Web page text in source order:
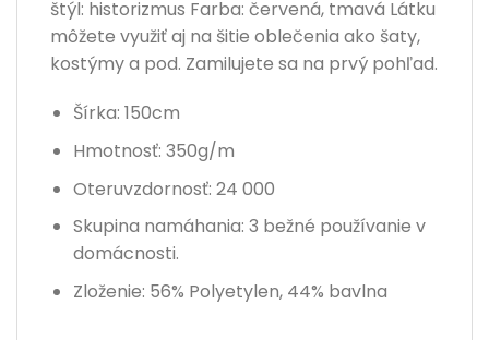
štýl: historizmus Farba: červená, tmavá Látku
môžete využiť aj na šitie oblečenia ako šaty,
kostýmy a pod. Zamilujete sa na prvý pohľad.
Šírka: 150cm
Hmotnosť: 350g/m
Oteruvzdornosť: 24 000
Skupina namáhania: 3 bežné používanie v
domácnosti.
Zloženie: 56% Polyetylen, 44% bavlna